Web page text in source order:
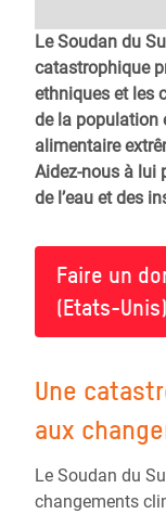
Le Soudan du
catastrophique
ethniques et les
de la population
alimentaire
Aidez-nous à lui
de l’eau et des
Faire un
(Etats-Unis)
Une
aux
Le Soudan du
changements